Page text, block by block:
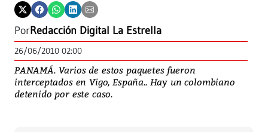
PorRedacción Digital La Estrella
26/06/2010 02:00
PANAMÁ. Varios de estos paquetes fueron
interceptados en Vigo, España.. Hay un colombiano
detenido por este caso.